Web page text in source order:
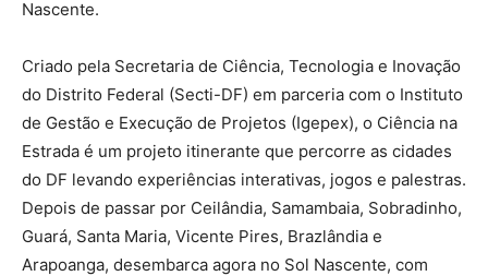
Nascente.
Criado pela Secretaria de Ciência, Tecnologia e Inovação
do Distrito Federal (Secti-DF) em parceria com o Instituto
de Gestão e Execução de Projetos (Igepex), o Ciência na
Estrada é um projeto itinerante que percorre as cidades
do DF levando experiências interativas, jogos e palestras.
Depois de passar por Ceilândia, Samambaia, Sobradinho,
Guará, Santa Maria, Vicente Pires, Brazlândia e
Arapoanga, desembarca agora no Sol Nascente, com